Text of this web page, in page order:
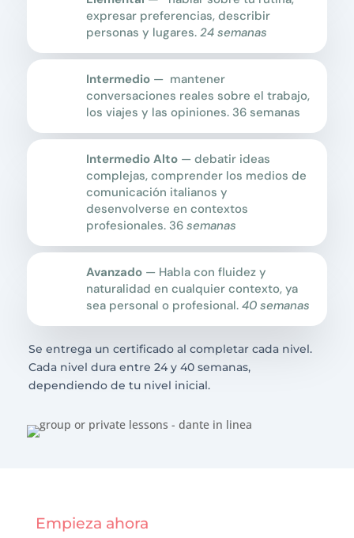
expresar preferencias, describir
personas y lugares. 24 semanas
Intermedio— mantener
conversaciones reales sobre el trabajo,
los viajes y las opiniones. 36 semanas
Intermedio Alto— debatir ideas
complejas, comprender los medios de
comunicación italianos y
desenvolverse en contextos
profesionales. 36 semanas
Avanzado— Habla con fluidez y
naturalidad en cualquier contexto, ya
sea personal o profesional. 40 semanas
Se entrega un certificado al completar cada nivel.
Cada nivel dura entre 24 y 40 semanas,
dependiendo de tu nivel inicial.
Empieza ahora